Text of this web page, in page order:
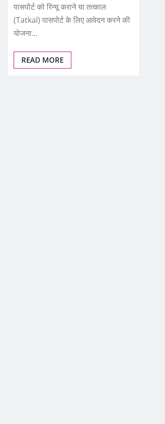
पासपोर्ट को रिन्यू कराने या तत्काल
(Tatkal) पासपोर्ट के लिए आवेदन करने की
योजना…
READ MORE